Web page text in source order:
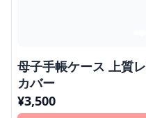
母子手帳ケース 上質レザー仕様のシンプル手帳
カバー
¥3,500